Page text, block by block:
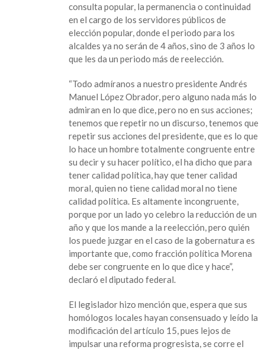
consulta popular, la permanencia o continuidad
en el cargo de los servidores públicos de
elección popular, donde el periodo para los
alcaldes ya no serán de 4 años, sino de 3 años lo
que les da un periodo más de reelección.
“Todo admíranos a nuestro presidente Andrés
Manuel López Obrador, pero alguno nada más lo
admiran en lo que dice, pero no en sus acciones;
tenemos que repetir no un discurso, tenemos que
repetir sus acciones del presidente, que es lo que
lo hace un hombre totalmente congruente entre
su decir y su hacer político, el ha dicho que para
tener calidad política, hay que tener calidad
moral, quien no tiene calidad moral no tiene
calidad política. Es altamente incongruente,
porque por un lado yo celebro la reducción de un
año y que los mande a la reelección, pero quién
los puede juzgar en el caso de la gobernatura es
importante que, como fracción política Morena
debe ser congruente en lo que dice y hace”,
declaró el diputado federal.
El legislador hizo mención que, espera que sus
homólogos locales hayan consensuado y leído la
modificación del artículo 15, pues lejos de
impulsar una reforma progresista, se corre el